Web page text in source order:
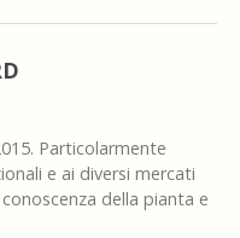
Particolarmente
e ai diversi mercati
della pianta e